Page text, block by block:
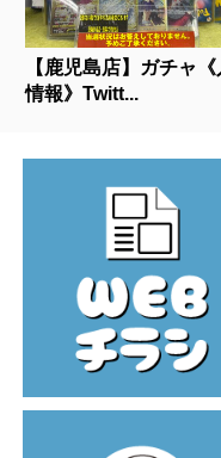
【鹿児島店】ガチャ
情報》Twitt...